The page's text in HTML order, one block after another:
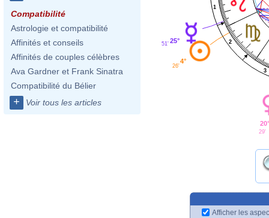
Compatibilité
Astrologie et compatibilité
Affinités et conseils
Affinités de couples célèbres
Ava Gardner et Frank Sinatra
Compatibilité du Bélier
+ Voir tous les articles
1
2
3
25°
51'
4°
26'
29'
Afficher les